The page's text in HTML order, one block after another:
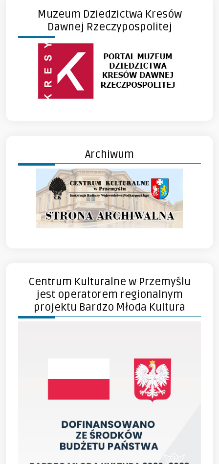
Muzeum Dziedzictwa Kresów
Dawnej Rzeczypospolitej
Archiwum
Centrum Kulturalne w Przemyślu
jest operatorem regionalnym
projektu Bardzo Młoda Kultura